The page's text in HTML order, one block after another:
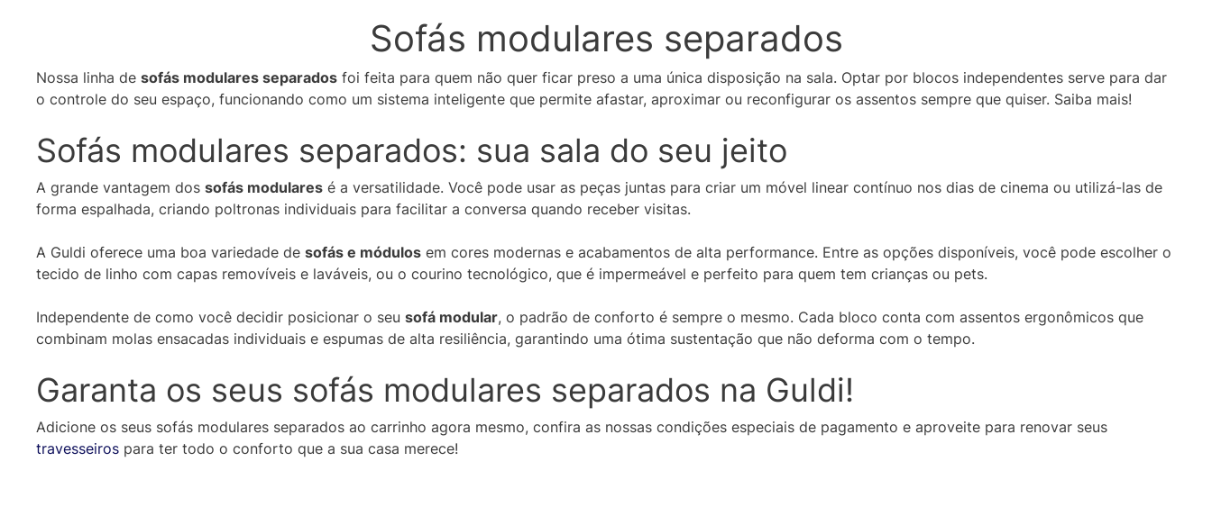
Sofás modulares separados
Nossa linha de sofás modulares separados foi feita para quem não quer ficar preso a uma única disposição na sala. Optar por blocos independentes serve para dar
o controle do seu espaço, funcionando como um sistema inteligente que permite afastar, aproximar ou reconfigurar os assentos sempre que quiser. Saiba mais!
Sofás modulares separados: sua sala do seu jeito
A grande vantagem dos sofás modulares é a versatilidade. Você pode usar as peças juntas para criar um móvel linear contínuo nos dias de cinema ou utilizá-las de
forma espalhada, criando poltronas individuais para facilitar a conversa quando receber visitas.
A Guldi oferece uma boa variedade de sofás e módulos em cores modernas e acabamentos de alta performance. Entre as opções disponíveis, você pode escolher o
tecido de linho com capas removíveis e laváveis, ou o courino tecnológico, que é impermeável e perfeito para quem tem crianças ou pets.
Independente de como você decidir posicionar o seu sofá modular, o padrão de conforto é sempre o mesmo. Cada bloco conta com assentos ergonômicos que
combinam molas ensacadas individuais e espumas de alta resiliência, garantindo uma ótima sustentação que não deforma com o tempo.
Garanta os seus sofás modulares separados na Guldi!
Adicione os seus sofás modulares separados ao carrinho agora mesmo, confira as nossas condições especiais de pagamento e aproveite para renovar seus
travesseiros para ter todo o conforto que a sua casa merece!